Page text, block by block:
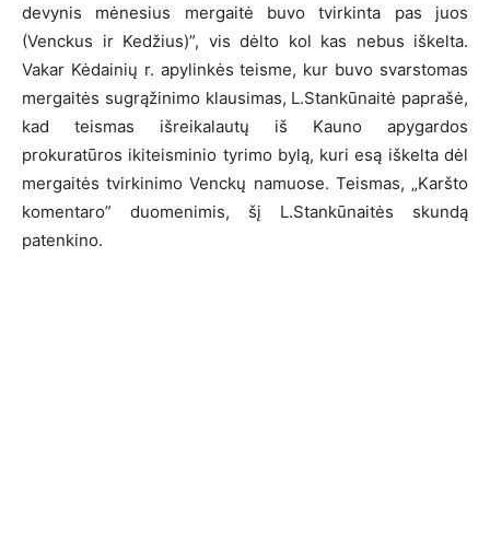
devynis mėnesius mergaitė buvo tvirkinta pas juos
(Venckus ir Kedžius)”, vis dėlto kol kas nebus iškelta.
Vakar Kėdainių r. apylinkės teisme, kur buvo svarstomas
mergaitės sugrąžinimo klausimas, L.Stankūnaitė paprašė,
kad teismas išreikalautų iš Kauno apygardos
prokuratūros ikiteisminio tyrimo bylą, kuri esą iškelta dėl
mergaitės tvirkinimo Venckų namuose. Teismas, „Karšto
komentaro” duomenimis, šį L.Stankūnaitės skundą
patenkino.